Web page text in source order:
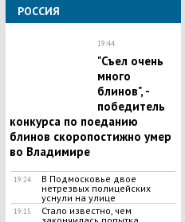
РОССИЯ
19:44
"Съел очень
много
блинов", -
победитель
конкурса по поеданию
блинов скоропостижно умер
во Владимире
19:24
​В Подмосковье двое
нетрезвых полицейских
уснули на улице
19:15
Стало известно, чем